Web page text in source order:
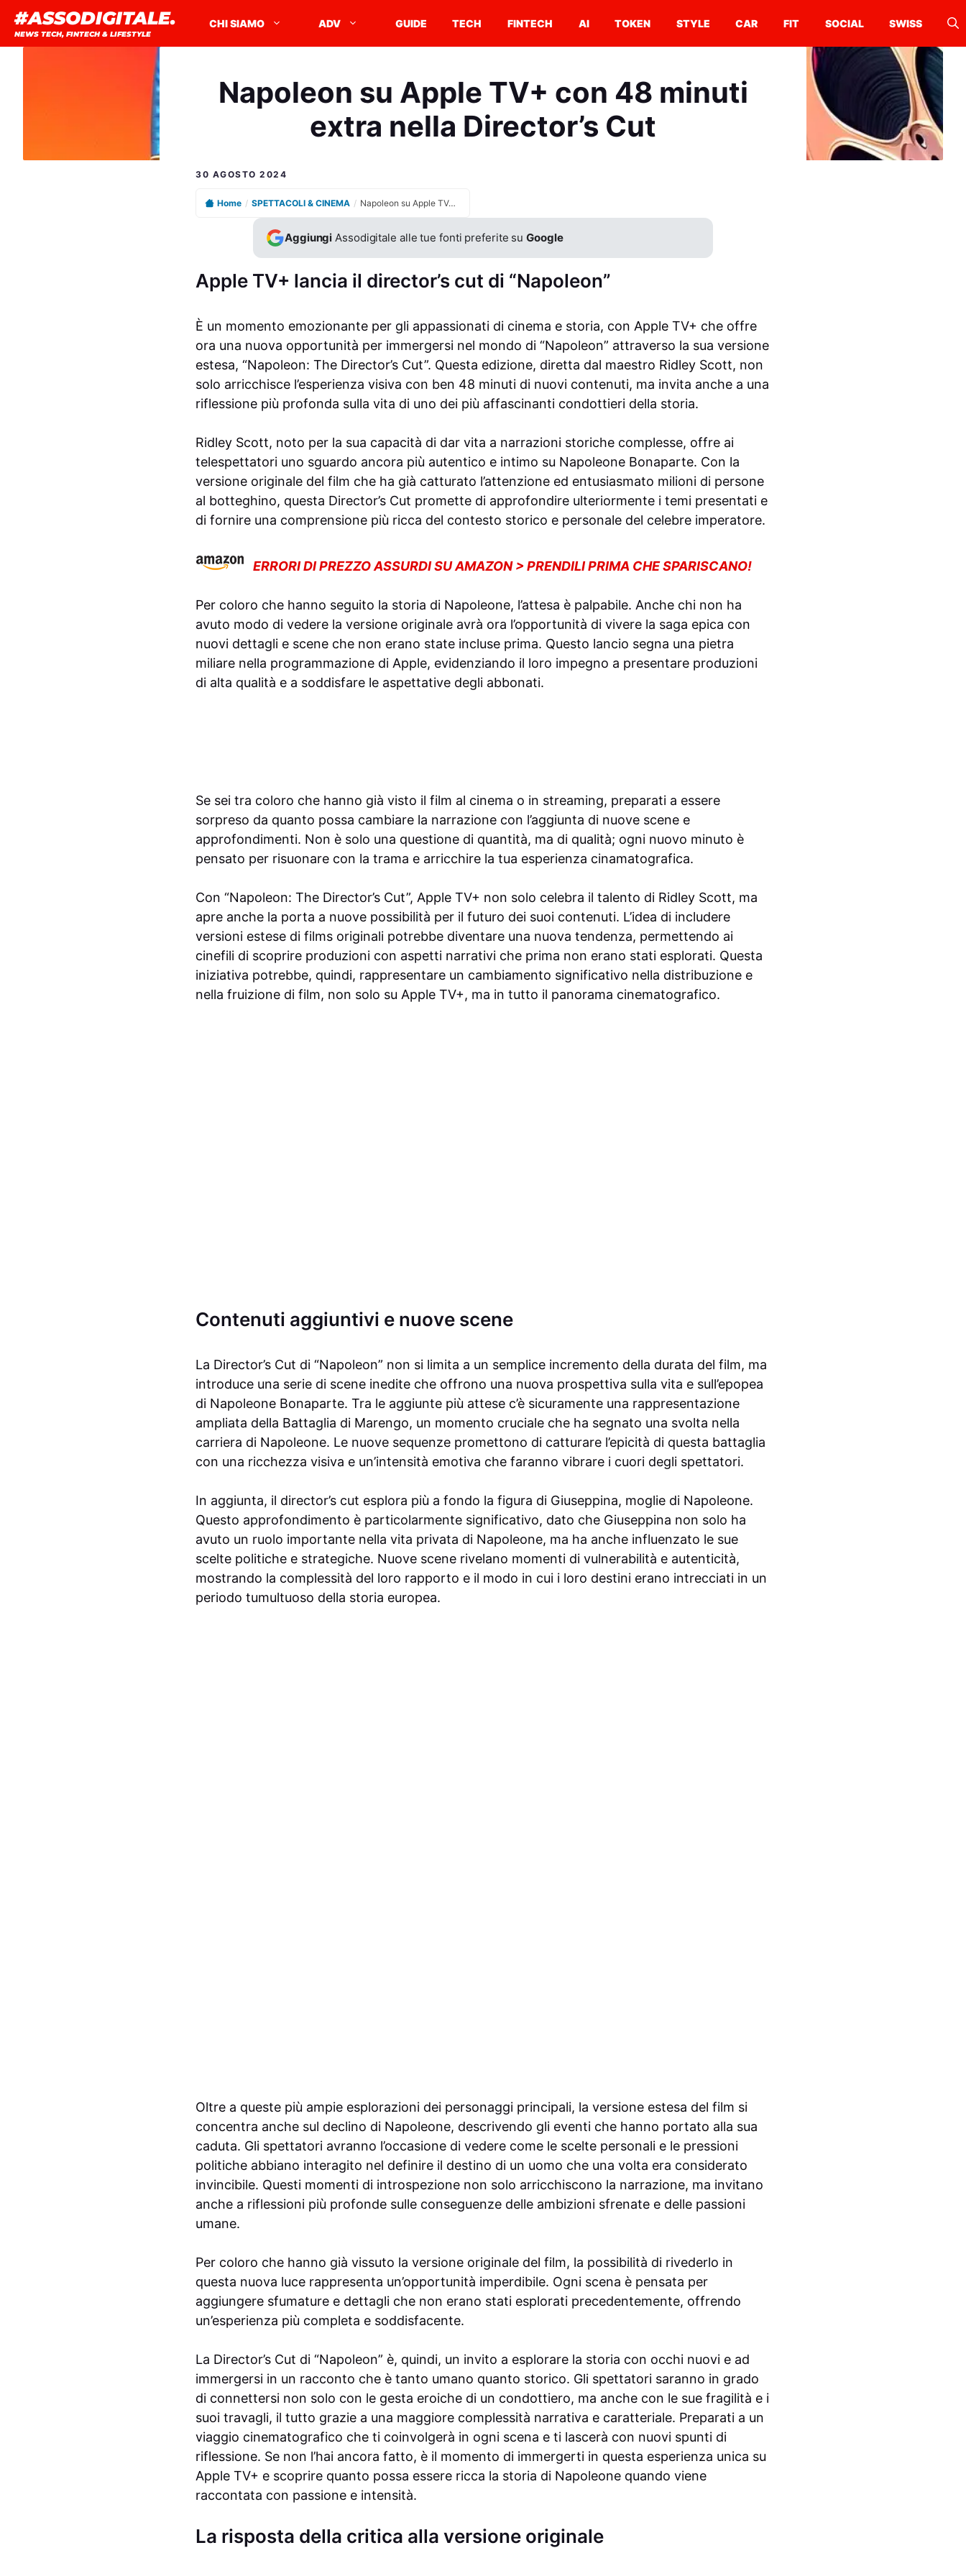
contenuto
#ASSODIGITALE.
NEWS TECH, FINTECH & LIFESTYLE
CHI SIAMO ADV GUIDE TECH FINTECH AI TOKEN STYLE CAR FIT SOCIAL SWISS
Napoleon su Apple TV+ con 48 minuti
extra nella Director’s Cut
30 AGOSTO 2024
Home / SPETTACOLI & CINEMA / Napoleon su Apple TV+ con 48 minuti extra nella Director’s Cut
Aggiungi Assodigitale alle tue fonti preferite suGoogle
Apple TV+ lancia il director’s cut di “Napoleon”
È un momento emozionante per gli appassionati di cinema e storia, con Apple TV+ che offre
ora una nuova opportunità per immergersi nel mondo di “Napoleon” attraverso la sua versione
estesa, “Napoleon: The Director’s Cut”. Questa edizione, diretta dal maestro Ridley Scott, non
solo arricchisce l’esperienza visiva con ben 48 minuti di nuovi contenuti, ma invita anche a una
riflessione più profonda sulla vita di uno dei più affascinanti condottieri della storia.
Ridley Scott, noto per la sua capacità di dar vita a narrazioni storiche complesse, offre ai
telespettatori uno sguardo ancora più autentico e intimo su Napoleone Bonaparte. Con la
versione originale del film che ha già catturato l’attenzione ed entusiasmato milioni di persone
al botteghino, questa Director’s Cut promette di approfondire ulteriormente i temi presentati e
di fornire una comprensione più ricca del contesto storico e personale del celebre imperatore.
ERRORI DI PREZZO ASSURDI SU AMAZON > PRENDILI PRIMA CHE SPARISCANO!
Per coloro che hanno seguito la storia di Napoleone, l’attesa è palpabile. Anche chi non ha
avuto modo di vedere la versione originale avrà ora l’opportunità di vivere la saga epica con
nuovi dettagli e scene che non erano state incluse prima. Questo lancio segna una pietra
miliare nella programmazione di Apple, evidenziando il loro impegno a presentare produzioni
di alta qualità e a soddisfare le aspettative degli abbonati.
Se sei tra coloro che hanno già visto il film al cinema o in streaming, preparati a essere
sorpreso da quanto possa cambiare la narrazione con l’aggiunta di nuove scene e
approfondimenti. Non è solo una questione di quantità, ma di qualità; ogni nuovo minuto è
pensato per risuonare con la trama e arricchire la tua esperienza cinamatografica.
Con “Napoleon: The Director’s Cut”, Apple TV+ non solo celebra il talento di Ridley Scott, ma
apre anche la porta a nuove possibilità per il futuro dei suoi contenuti. L’idea di includere
versioni estese di films originali potrebbe diventare una nuova tendenza, permettendo ai
cinefili di scoprire produzioni con aspetti narrativi che prima non erano stati esplorati. Questa
iniziativa potrebbe, quindi, rappresentare un cambiamento significativo nella distribuzione e
nella fruizione di film, non solo su Apple TV+, ma in tutto il panorama cinematografico.
Contenuti aggiuntivi e nuove scene
La Director’s Cut di “Napoleon” non si limita a un semplice incremento della durata del film, ma
introduce una serie di scene inedite che offrono una nuova prospettiva sulla vita e sull’epopea
di Napoleone Bonaparte. Tra le aggiunte più attese c’è sicuramente una rappresentazione
ampliata della Battaglia di Marengo, un momento cruciale che ha segnato una svolta nella
carriera di Napoleone. Le nuove sequenze promettono di catturare l’epicità di questa battaglia
con una ricchezza visiva e un’intensità emotiva che faranno vibrare i cuori degli spettatori.
In aggiunta, il director’s cut esplora più a fondo la figura di Giuseppina, moglie di Napoleone.
Questo approfondimento è particolarmente significativo, dato che Giuseppina non solo ha
avuto un ruolo importante nella vita privata di Napoleone, ma ha anche influenzato le sue
scelte politiche e strategiche. Nuove scene rivelano momenti di vulnerabilità e autenticità,
mostrando la complessità del loro rapporto e il modo in cui i loro destini erano intrecciati in un
periodo tumultuoso della storia europea.
Oltre a queste più ampie esplorazioni dei personaggi principali, la versione estesa del film si
concentra anche sul declino di Napoleone, descrivendo gli eventi che hanno portato alla sua
caduta. Gli spettatori avranno l’occasione di vedere come le scelte personali e le pressioni
politiche abbiano interagito nel definire il destino di un uomo che una volta era considerato
invincibile. Questi momenti di introspezione non solo arricchiscono la narrazione, ma invitano
anche a riflessioni più profonde sulle conseguenze delle ambizioni sfrenate e delle passioni
umane.
Per coloro che hanno già vissuto la versione originale del film, la possibilità di rivederlo in
questa nuova luce rappresenta un’opportunità imperdibile. Ogni scena è pensata per
aggiungere sfumature e dettagli che non erano stati esplorati precedentemente, offrendo
un’esperienza più completa e soddisfacente.
La Director’s Cut di “Napoleon” è, quindi, un invito a esplorare la storia con occhi nuovi e ad
immergersi in un racconto che è tanto umano quanto storico. Gli spettatori saranno in grado
di connettersi non solo con le gesta eroiche di un condottiero, ma anche con le sue fragilità e i
suoi travagli, il tutto grazie a una maggiore complessità narrativa e caratteriale. Preparati a un
viaggio cinematografico che ti coinvolgerà in ogni scena e ti lascerà con nuovi spunti di
riflessione. Se non l’hai ancora fatto, è il momento di immergerti in questa esperienza unica su
Apple TV+ e scoprire quanto possa essere ricca la storia di Napoleone quando viene
raccontata con passione e intensità.
La risposta della critica alla versione originale